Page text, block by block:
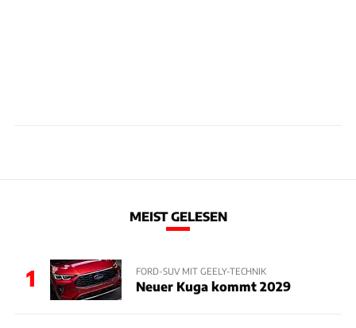
MEIST GELESEN
1 FORD-SUV MIT GEELY-TECHNIK
Neuer Kuga kommt 2029